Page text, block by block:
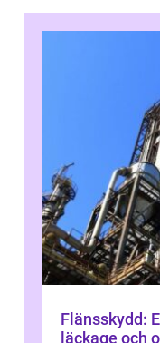
Flänsskydd:
läckage och